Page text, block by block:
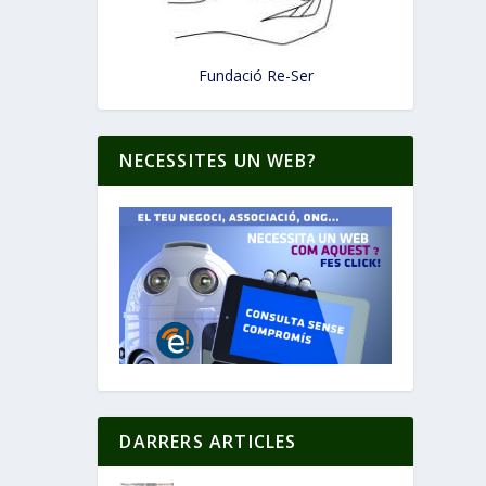
Fundació Re-Ser
NECESSITES UN WEB?
DARRERS ARTICLES